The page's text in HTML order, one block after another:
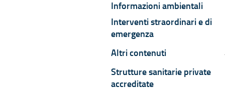
Informazioni ambientali
Interventi straordinari e di
emergenza
Altri contenuti
Strutture sanitarie private
accreditate